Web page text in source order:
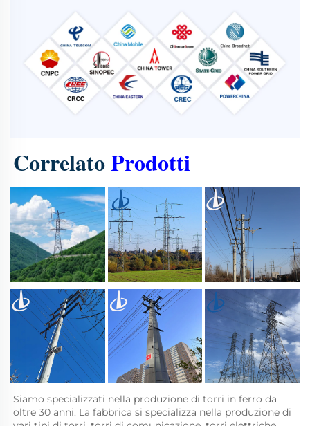
Correlato Prodotti
Siamo specializzati nella produzione di torri in ferro da
oltre 30 anni. La fabbrica si specializza nella produzione di